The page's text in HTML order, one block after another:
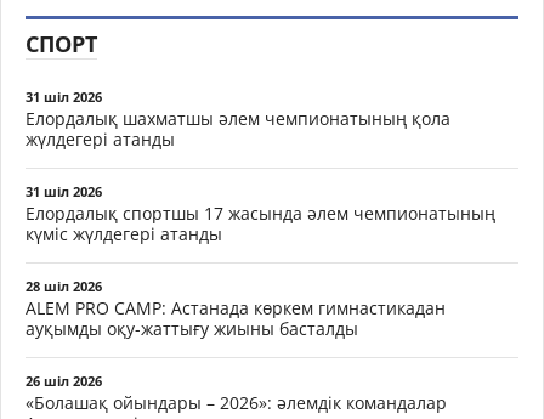
СПОРТ
31 шіл 2026
Елордалық шахматшы әлем чемпионатының қола
жүлдегері атанды
31 шіл 2026
Елордалық спортшы 17 жасында әлем чемпионатының
күміс жүлдегері атанды
28 шіл 2026
ALEM PRO CAMP: Астанада көркем гимнастикадан
ауқымды оқу-жаттығу жиыны басталды
26 шіл 2026
«Болашақ ойындары – 2026»: әлемдік командалар